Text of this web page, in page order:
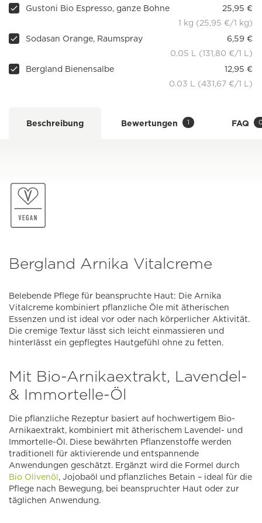
Gustoni Bio Espresso, ganze Bohne
25,95 €
1 kg (25,95 €/1 kg)
Sodasan Orange, Raumspray
6,59 €
0.05 L (131,80 €/1 L)
Bergland Bienensalbe
12,95 €
0.03 L (431,67 €/1 L)
Beschreibung Bewertungen 1 FAQ
Bergland Arnika Vitalcreme
Belebende Pflege für beanspruchte Haut: Die Arnika
Vitalcreme kombiniert pflanzliche Öle mit ätherischen
Essenzen und ist ideal vor oder nach körperlicher Aktivität.
Die cremige Textur lässt sich leicht einmassieren und
hinterlässt ein gepflegtes Hautgefühl ohne zu fetten.
Mit Bio-Arnikaextrakt, Lavendel-
& Immortelle-Öl
Die pflanzliche Rezeptur basiert auf hochwertigem Bio-
Arnikaextrakt, kombiniert mit ätherischem Lavendel- und
Immortelle-Öl. Diese bewährten Pflanzenstoffe werden
traditionell für aktivierende und entspannende
Anwendungen geschätzt. Ergänzt wird die Formel durch
Bio Olivenöl, Jojobaöl und pflanzliches Betain – ideal für die
Pflege nach Bewegung, bei beanspruchter Haut oder zur
täglichen Anwendung.